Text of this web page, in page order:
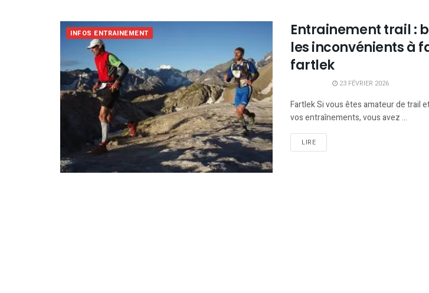
INFOS ENTRAINEMENT
Entrainement trail :
les inconvénients à
fartlek
23 FÉVRIER 2026
Fartlek Si vous êtes amateur de trail
vos entraînements, vous avez ...
LIRE